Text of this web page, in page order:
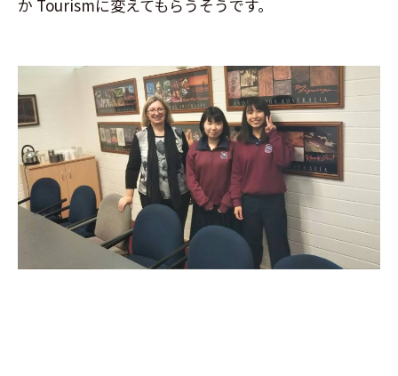
か Tourismに変えてもらうそうです。